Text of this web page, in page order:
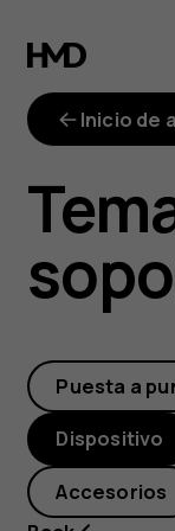
¿Cómo
a
la
y
los
Inicio de
Puesta a
Dispositivo
Accesorios